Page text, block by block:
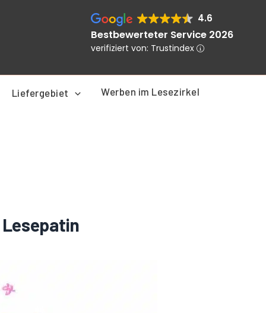
4.6
Bestbewerteter Service 2026
verifiziert von: Trustindex
Liefergebiet
Werben im Lesezirkel